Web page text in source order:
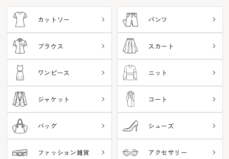
カットソー パンツ
ブラウス スカート
ワンピース ニット
ジャケット コート
バッグ シューズ
ファッション雑貨 アクセサリー